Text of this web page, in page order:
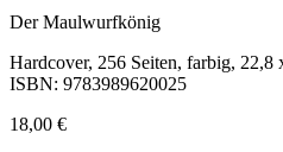
Der Maulwurfkönig
Hardcover, 256 Seiten, farbig, 22,8
ISBN: 9783989620025
18,00 €